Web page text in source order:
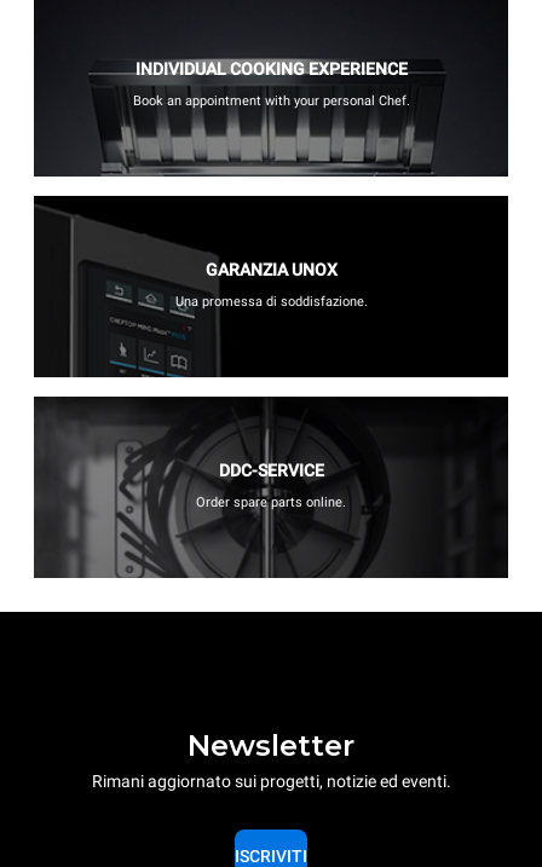
INDIVIDUAL COOKING EXPERIENCE
Book an appointment with your personal Chef.
GARANZIA UNOX
Una promessa di soddisfazione.
DDC-SERVICE
Order spare parts online.
Newsletter
Rimani aggiornato sui progetti, notizie ed eventi.
ISCRIVITI